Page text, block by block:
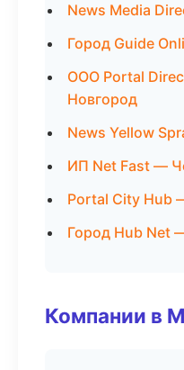
News Media
Город Guide
ООО Portal
Новгород
News Yellow
ИП Net Fast —
Portal City Hub
Город Hub Net
Компании в